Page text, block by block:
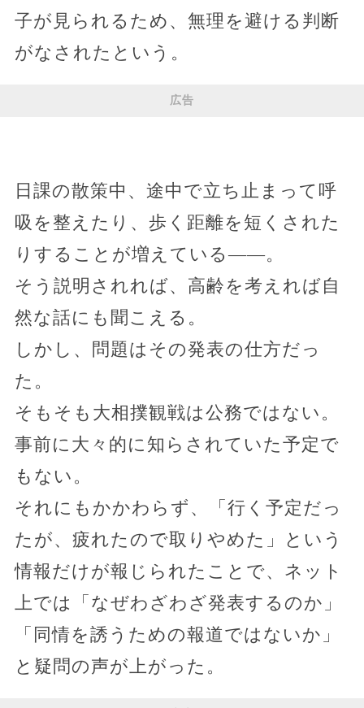
子が見られるため、無理を避ける判断
がなされたという。
広告
日課の散策中、途中で立ち止まって呼
吸を整えたり、歩く距離を短くされた
りすることが増えている――。
そう説明されれば、高齢を考えれば自
然な話にも聞こえる。
しかし、問題はその発表の仕方だっ
た。
そもそも大相撲観戦は公務ではない。
事前に大々的に知らされていた予定で
もない。
それにもかかわらず、「行く予定だっ
たが、疲れたので取りやめた」という
情報だけが報じられたことで、ネット
上では「なぜわざわざ発表するのか」
「同情を誘うための報道ではないか」
と疑問の声が上がった。